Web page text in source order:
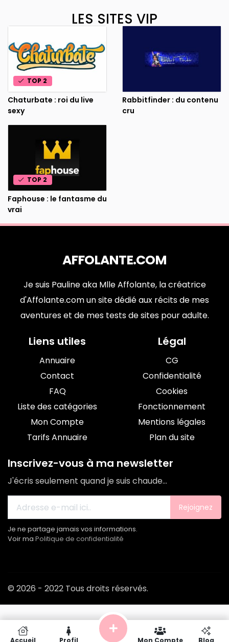
LES SITES VIP
TOP 2
Chaturbate : roi du live
sexy
Rabbitfinder : du contenu
cru
TOP 2
Faphouse : le fantasme du
vrai
AFFOLANTE.COM
Je suis Pauline aka Mlle Affolante, la créatrice
d'Affolante.com un site dédié aux récits de mes
aventures et de mes tests de sites pour adulte.
Liens utiles
Annuaire
Contact
FAQ
Liste des catégories
Mon Compte
Tarifs Annuaire
Légal
CG
Confidentialité
Cookies
Fonctionnement
Mentions légales
Plan du site
Inscrivez-vous à ma newsletter
J'écris seulement quand je suis chaude...
Rejoignez
Je ne partage jamais vos informations.
Voir ma Politique de confidentialité
© 2026 - 2022 Tous droits réservés.
Accueil Profil Mon Compte Blog